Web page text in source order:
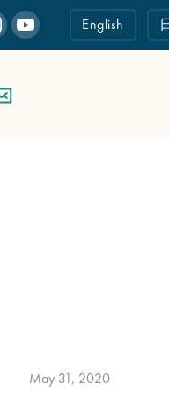
English
May 31, 2020